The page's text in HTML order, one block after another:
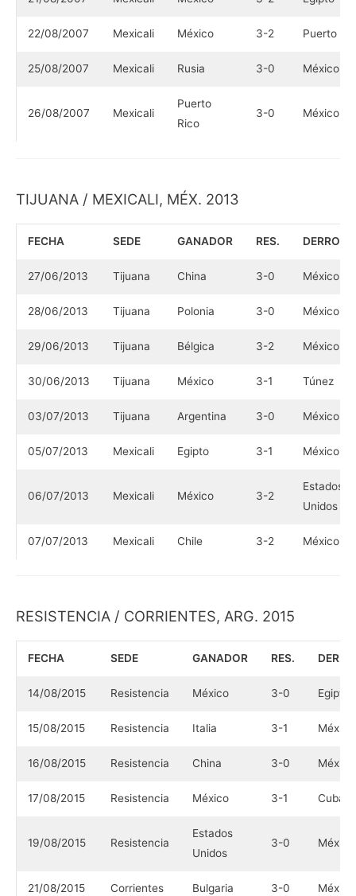
22/08/2007 Mexicali México 3-2 Puerto
25/08/2007 Mexicali Rusia 3-0 México
26/08/2007 Mexicali
Puerto
Rico
3-0 México
TIJUANA / MEXICALI, MÉX. 2013
FECHA SEDE GANADOR RES.
27/06/2013 Tijuana China 3-0 México
28/06/2013 Tijuana Polonia 3-0 México
29/06/2013 Tijuana Bélgica 3-2 México
30/06/2013 Tijuana México 3-1 Túnez
03/07/2013 Tijuana Argentina 3-0 México
05/07/2013 Mexicali Egipto 3-1 México
06/07/2013 Mexicali México 3-2
Estados
Unidos
07/07/2013 Mexicali Chile 3-2 México
RESISTENCIA / CORRIENTES, ARG. 2015
FECHA SEDE GANADOR RES.
14/08/2015 Resistencia México 3-0 Egipto
15/08/2015 Resistencia Italia 3-1 México
16/08/2015 Resistencia China 3-0 México
17/08/2015 Resistencia México 3-1 Cuba
19/08/2015 Resistencia
Estados
Unidos
3-0 México
21/08/2015 Corrientes Bulgaria 3-0 México